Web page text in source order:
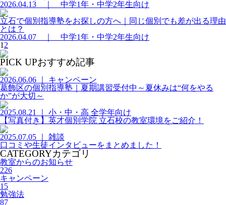
2026.04.13 ｜ 中学1年・中学2年生向け
立石で個別指導塾をお探しの方へ｜同じ個別でも差が出る理由
とは？
2026.04.07 ｜ 中学1年・中学2年生向け
1 2
PICK UPおすすめ記事
2026.06.06 ｜ キャンペーン
葛飾区の個別指導塾｜夏期講習受付中～夏休みは“何をやる
か”が大切～
2025.08.21 ｜ 小・中・高 全学年向け
【写真付き】英才個別学院 立石校の教室環境をご紹介！
2025.07.05 ｜ 雑談
口コミや生徒インタビューをまとめました！
CATEGORYカテゴリ
教室からのお知らせ
226
キャンペーン
15
勉強法
87